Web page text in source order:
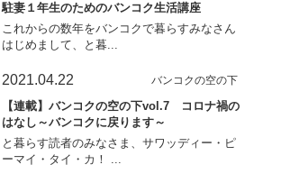
駐妻１年生のためのバンコク生活講座
これからの数年をバンコクで暮らすみなさん
はじめまして、と暮...
2021.04.22 バンコクの空の下
【連載】バンコクの空の下vol.7 コロナ禍の
はなし～バンコクに戻ります～
と暮らす読者のみなさま、サワッディー・ピ
ーマイ・タイ・カ！ ...